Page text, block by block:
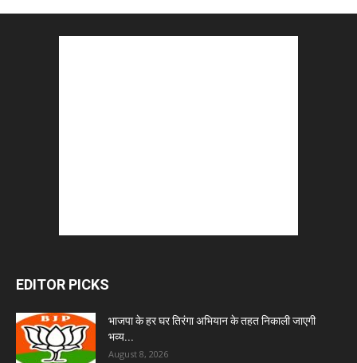
EDITOR PICKS
भाजपा के हर घर तिरंगा अभियान के तहत निकाली जाएगी
भव्य...
August 8, 2026